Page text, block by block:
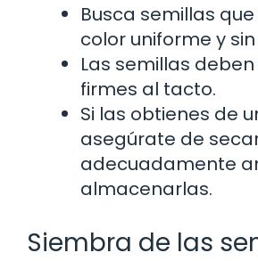
Busca semillas
color uniforme y
Las semillas
firmes al tacto.
Si las obtienes de
asegúrate de
adecuadamente
almacenarlas.
Siembra de las